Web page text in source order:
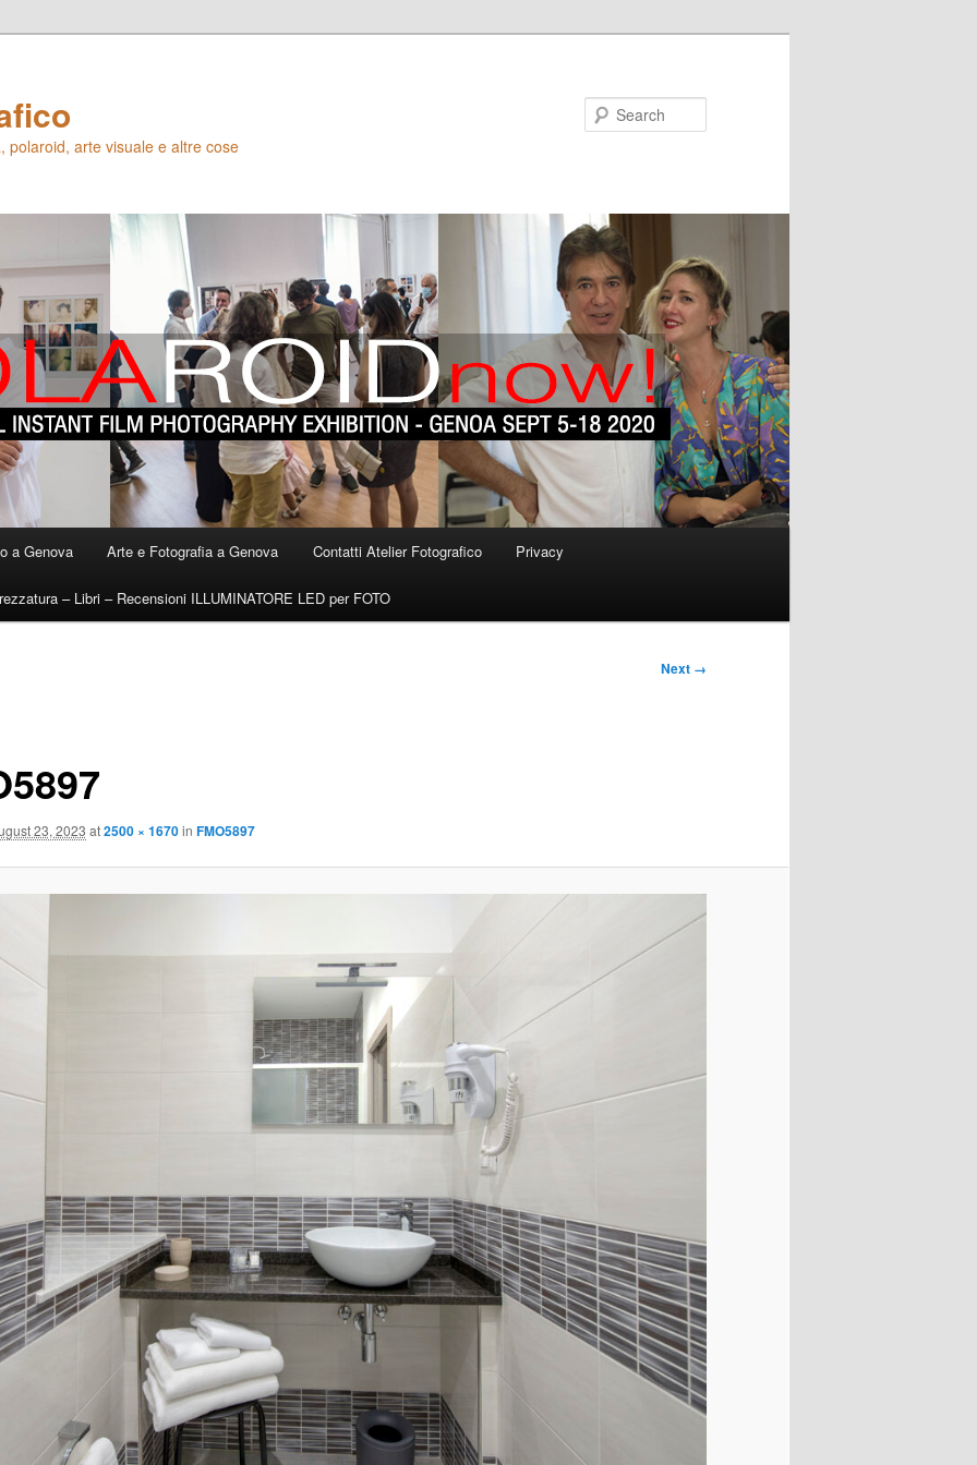
polaroid, arte visuale e altre cose
a Genova Arte e Fotografia a Genova Contatti Atelier Fotografico Privacy
– Libri – Recensioni ILLUMINATORE LED per FOTO
Next →
23, 2023 at2500 × 1670in FMO5897